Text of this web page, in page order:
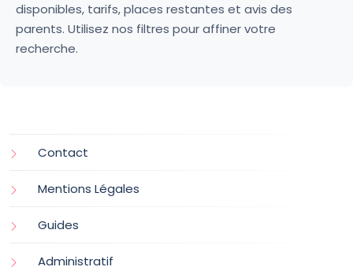
disponibles, tarifs, places restantes et avis des
parents. Utilisez nos filtres pour affiner votre
recherche.
Contact
Mentions Légales
Guides
Administratif